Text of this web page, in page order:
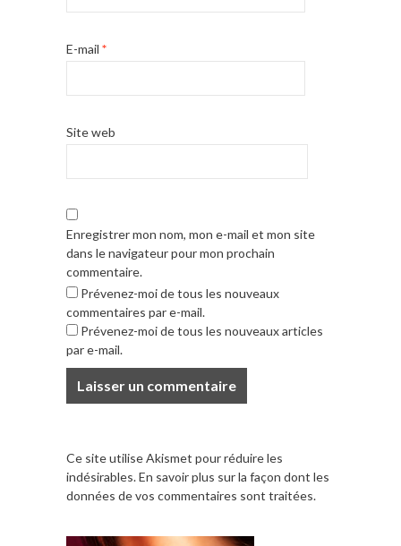
E-mail *
Site web
Enregistrer mon nom, mon e-mail et mon site
dans le navigateur pour mon prochain
commentaire.
Prévenez-moi de tous les nouveaux
commentaires par e-mail.
Prévenez-moi de tous les nouveaux articles
par e-mail.
Ce site utilise Akismet pour réduire les
indésirables.En savoir plus sur la façon dont les
données de vos commentaires sont traitées.